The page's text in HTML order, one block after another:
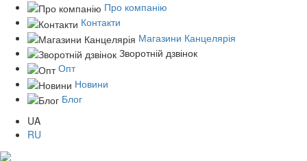
Про компанію
Контакти
Магазини Канцелярія
Зворотній дзвінок
Опт
Новини
Блог
UA
RU